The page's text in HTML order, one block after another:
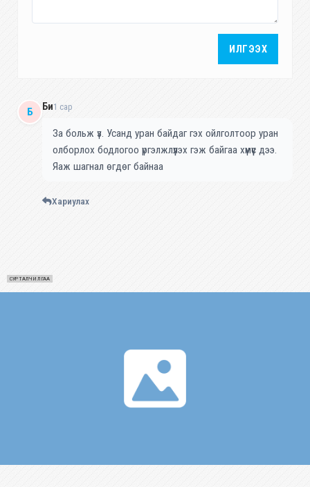
ИЛГЭЭХ
Б Би1 сар
За больж үз. Усанд уран байдаг гэх ойлголтоор уран
олборлох бодлогоо үргэлжлүүлэх гэж байгаа хүмүүс дээ.
Яаж шагнал өгдөг байнаа
Хариулах
СУРТАЛЧИЛГАА